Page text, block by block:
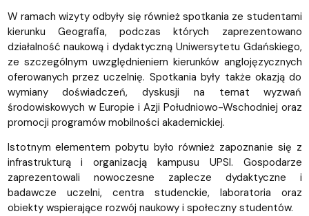
W ramach wizyty odbyły się również spotkania ze studentami
kierunku Geografia, podczas których zaprezentowano
działalność naukową i dydaktyczną Uniwersytetu Gdańskiego,
ze szczególnym uwzględnieniem kierunków anglojęzycznych
oferowanych przez uczelnię. Spotkania były także okazją do
wymiany doświadczeń, dyskusji na temat wyzwań
środowiskowych w Europie i Azji Południowo-Wschodniej oraz
promocji programów mobilności akademickiej.
Istotnym elementem pobytu było również zapoznanie się z
infrastrukturą i organizacją kampusu UPSI. Gospodarze
zaprezentowali nowoczesne zaplecze dydaktyczne i
badawcze uczelni, centra studenckie, laboratoria oraz
obiekty wspierające rozwój naukowy i społeczny studentów.